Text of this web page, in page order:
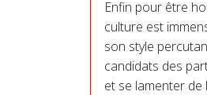
Enfin pour être
culture est
son style
candidats des
et se lamenter